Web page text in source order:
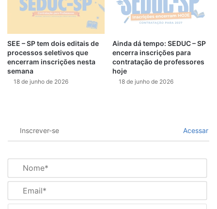
SEE – SP tem dois editais de
processos seletivos que
encerram inscrições nesta
semana
18 de junho de 2026
Ainda dá tempo: SEDUC – SP
encerra inscrições para
contratação de professores
hoje
18 de junho de 2026
Inscrever-se Acessar
m
*a